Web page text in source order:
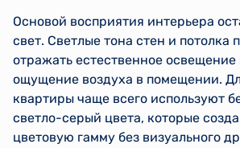
Основой восприятия интерьера
свет. Светлые тона стен и потолка
отражать естественное
ощущение воздуха в помещении.
квартиры чаще всего используют
светло-серый цвета, которые
цветовую гамму без визуального